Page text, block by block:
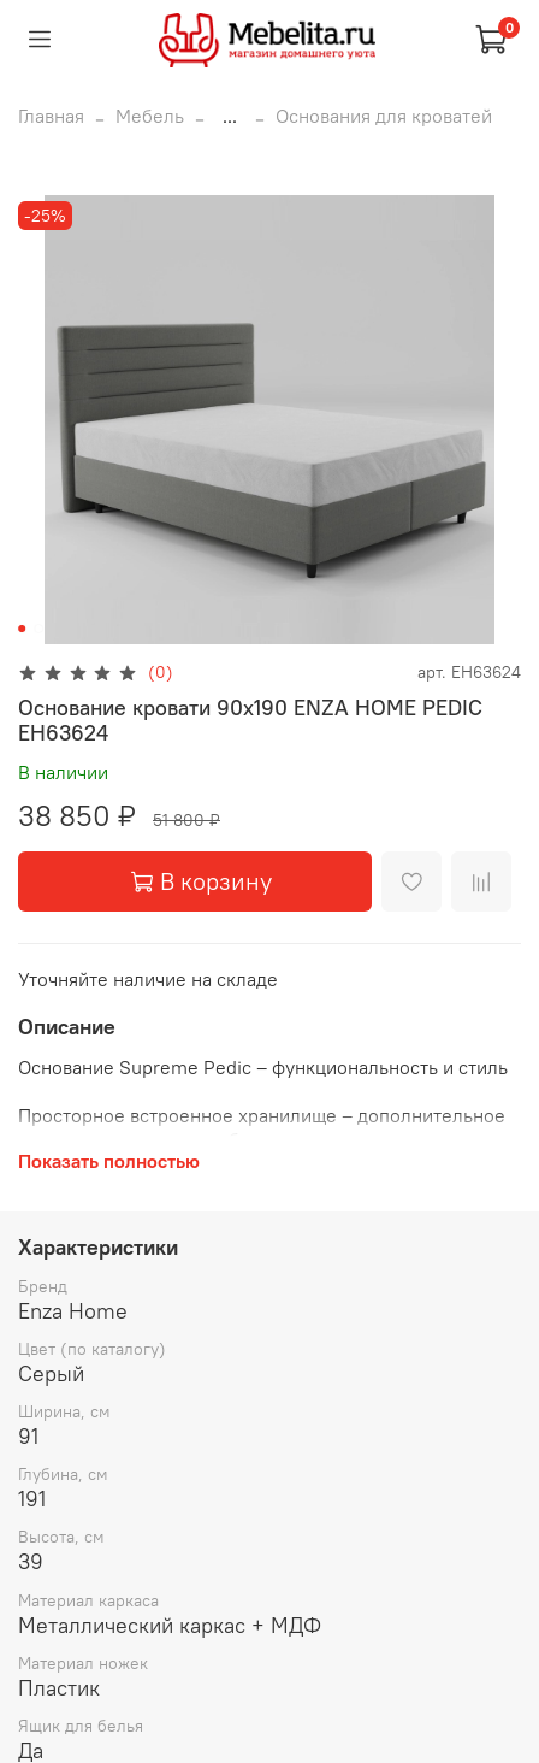
0
Главная Мебель ... Основания для кроватей
-25%
(0) арт. EH63624
Основание кровати 90x190 ENZA HOME PEDIC
EH63624
В наличии
38 850 ₽ 51 800 ₽
В корзину
Уточняйте наличие на складе
Описание
Основание Supreme Pedic – функциональность и стиль
Просторное встроенное хранилище – дополнительное
вещей, помогающее поддерживать порядок в спальне.
Прочная стальная рама – устойчива к нагрузкам и
деформации, гарантирует долгий срок службы.
Современный дизайн – доступно в различных цветах и
обивках (ткань, кожа), чтобы идеально дополнить
Показать полностью
Характеристики
Бренд
Enza Home
Цвет (по каталогу)
Серый
Ширина, см
91
Глубина, см
191
Высота, см
39
Материал каркаса
Металлический каркас + МДФ
Материал ножек
Пластик
Ящик для белья
Да